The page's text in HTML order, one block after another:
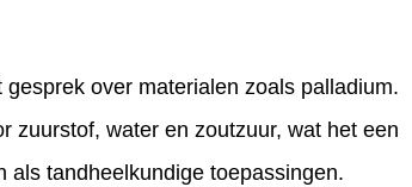
over materialen zoals palladium.
zuurstof, water en zoutzuur, wat het een
als tandheelkundige toepassingen.